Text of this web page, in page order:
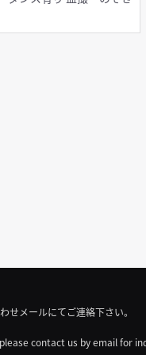
メールにてご連絡下さい。
contact us by email for